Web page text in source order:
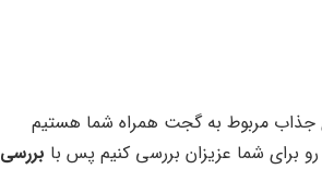
جذاب مربوط به گجت همراه شما هستیم
برای شما عزیزان بررسی کنیم پس با بررسی